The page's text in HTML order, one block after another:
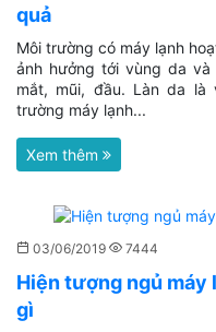
quả
Môi trường có máy lạnh
ảnh hưởng tới vùng da
mắt, mũi, đầu. Làn da là
trường máy lạnh...
Xem thêm
03/06/2019 7444
Hiện tượng ngủ máy
gì